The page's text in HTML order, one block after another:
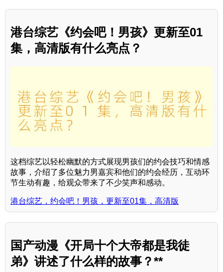
港台综艺《约会吧！男孩》更新至01
集，高清版有什么亮点？
这档综艺以轻松幽默的方式展现男孩们的约会技巧和情感
故事，介绍了多位魅力男嘉宾和他们的约会经历，互动环
节生动有趣，给观众带来了不少笑声和感动。
港台综艺，约会吧！男孩，更新至01集，高清版
国产动漫《开局十个大帝都是我徒
弟》讲述了什么样的故事？**